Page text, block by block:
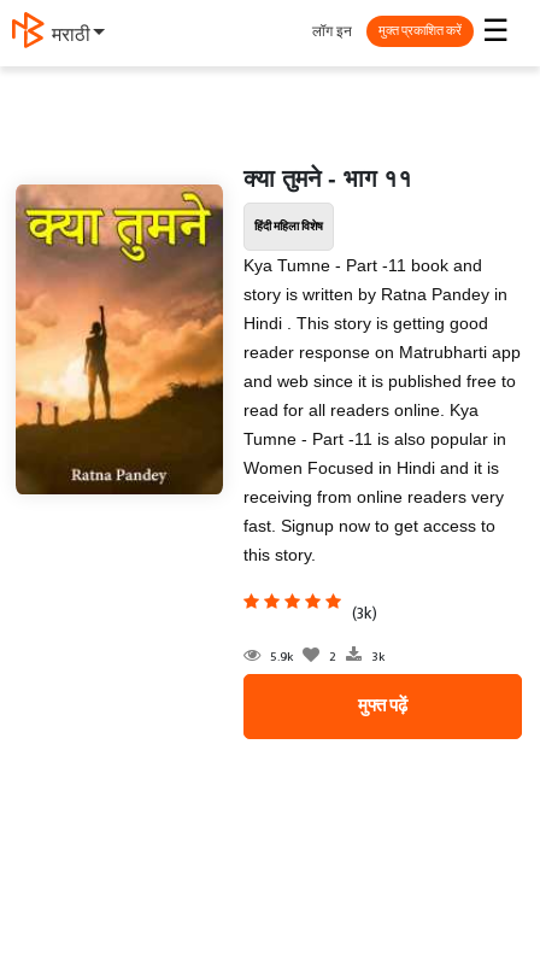
मराठी ☰
लॉग इन मुक्त प्रकाशित करें
क्या तुमने - भाग ११
हिंदी महिला विशेष
Kya Tumne - Part -11 book and
story is written by Ratna Pandey in
Hindi . This story is getting good
reader response on Matrubharti app
and web since it is published free to
read for all readers online. Kya
Tumne - Part -11 is also popular in
Women Focused in Hindi and it is
receiving from online readers very
fast. Signup now to get access to
this story.
(3k)
5.9k 2 3k
मुफ्त पढ़ें